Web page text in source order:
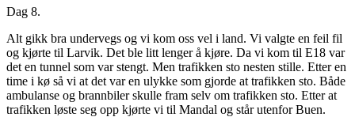
Dag 8.
Alt gikk bra undervegs og vi kom oss vel i land. Vi valgte en feil fil
og kjørte til Larvik. Det ble litt lenger å kjøre. Da vi kom til E18 var
det en tunnel som var stengt. Men trafikken sto nesten stille. Etter en
time i kø så vi at det var en ulykke som gjorde at trafikken sto. Både
ambulanse og brannbiler skulle fram selv om trafikken sto. Etter at
trafikken løste seg opp kjørte vi til Mandal og står utenfor Buen.